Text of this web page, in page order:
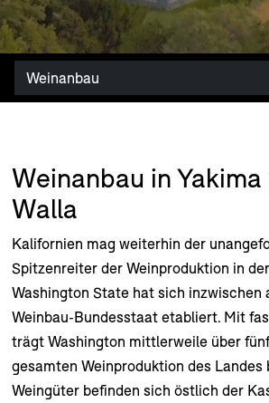
Weinanbau
Weinanbau in
Walla
Kalifornien mag weiterhin der
Spitzenreiter der Weinproduktion in
Washington State hat sich inzwischen
Weinbau-Bundesstaat etabliert. Mit
trägt Washington mittlerweile über
gesamten Weinproduktion des Landes
Weingüter befinden sich östlich der